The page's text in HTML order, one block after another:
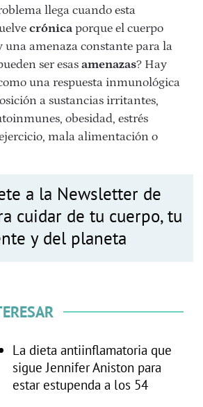
llega cuando esta
crónica porque el cuerpo
una amenaza constante para la
ser esas amenazas? Hay
una respuesta inmunológica
a sustancias irritantes,
obesidad, estrés
mala alimentación o
a la Newsletter de
cuidar de tu cuerpo, tu
y del planeta
La dieta antiinflamatoria que
sigue Jennifer Aniston para
estar estupenda a los 54